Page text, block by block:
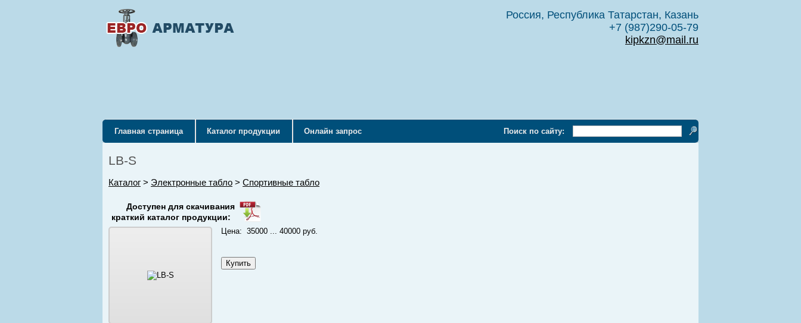
Главная страница Каталог продукции Онлайн запрос
Россия, Республика Татарстан, Казань
+7 (987)290-05-79
kipkzn@mail.ru
Поиск по сайту:
LB-S
Каталог > Электронные табло > Спортивные табло
Доступен для скачивания
краткий каталог продукции:
Цена: 35000 ... 40000 руб.